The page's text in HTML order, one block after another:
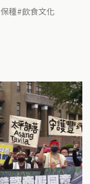
保種 飲食文化